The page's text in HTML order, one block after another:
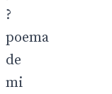
?
poema
de
mi